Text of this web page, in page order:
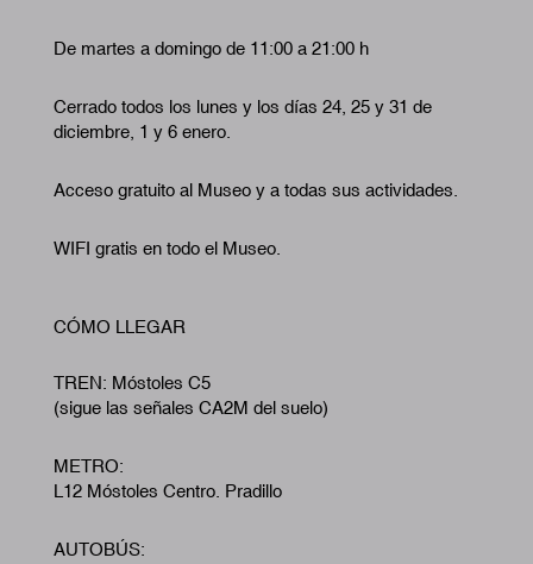
De martes a domingo de 11:00 a 21:00 h
Cerrado todos los lunes y los días 24, 25 y 31 de
diciembre, 1 y 6 enero.
Acceso gratuito al Museo y a todas sus actividades.
WIFI gratis en todo el Museo.
CÓMO LLEGAR
TREN: Móstoles C5
(sigue las señales CA2M del suelo)
METRO:
L12 Móstoles Centro. Pradillo
AUTOBÚS: